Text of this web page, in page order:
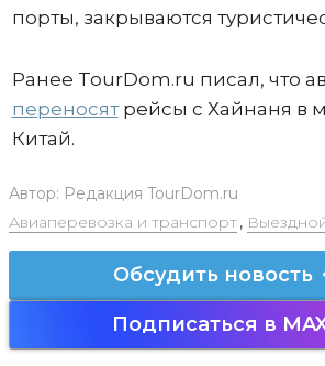
порты, закрываются
Ранее TourDom.ru писал, что
переносятрейсы с Хайнаня в
Китай.
Автор: Редакция TourDom.ru
Авиаперевозка и транспорт,
Обсудить новость
Подписаться в